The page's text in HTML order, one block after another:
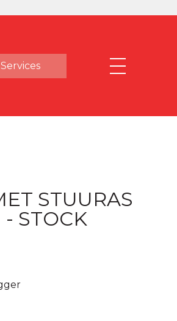
Services
STUURAS
STOCK